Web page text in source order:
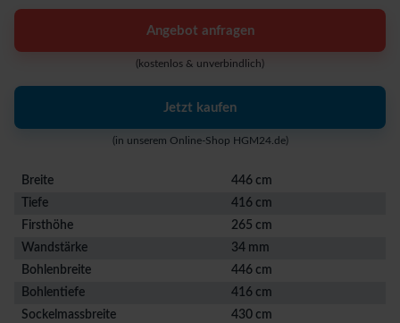
Angebot anfragen
(kostenlos & unverbindlich)
Jetzt kaufen
(in unserem Online-Shop HGM24.de)
Breite
446 cm
Tiefe
416 cm
Firsthöhe
265 cm
Wandstärke
34 mm
Bohlenbreite
446 cm
Bohlentiefe
416 cm
Sockelmassbreite
430 cm